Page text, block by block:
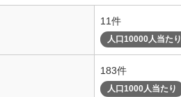
11件
人口10000人当たり
183件
人口1000人当たり